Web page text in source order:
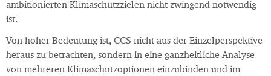
ambitionierten Klimaschutzzielen nicht zwingend notwendig
ist.
Von hoher Bedeutung ist, CCS nicht aus der Einzelperspektive
heraus zu betrachten, sondern in eine ganzheitliche Analyse
von mehreren Klimaschutzoptionen einzubinden und im